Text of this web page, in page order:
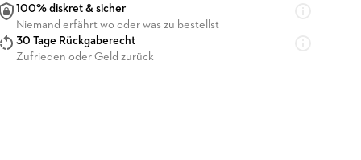
100% diskret & sicher
Niemand erfährt wo oder was zu bestellst
30 Tage Rückgaberecht
Zufrieden oder Geld zurück